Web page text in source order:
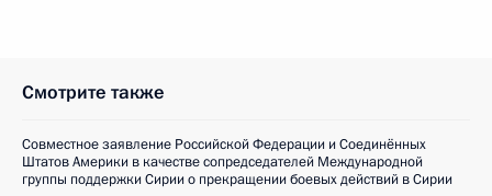
Смотрите также
Совместное заявление Российской Федерации и Соединённых
Штатов Америки в качестве сопредседателей Международной
группы поддержки Сирии о прекращении боевых действий в Сирии